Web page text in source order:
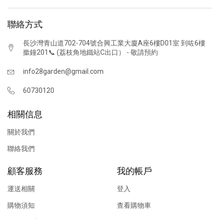
聯絡方式
長沙灣青山道702-704號合興工業大廈A座6樓D01室 到咗6樓
撳鐘201📞 (荔枝角地鐵站C出口） - 敬請預約
info28garden@gmail.com
60730120
相關信息
關於我們
聯絡我們
顧客服務
運送相關
購物須知
我的帳戶
登入
查看購物車